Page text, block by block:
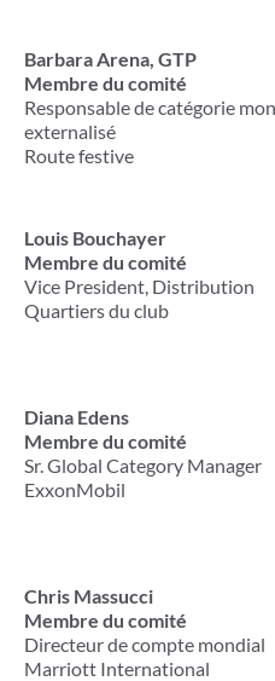
Barbara Arena, GTP
Membre du comité
Responsable de catégorie
externalisé
Route festive
Louis Bouchayer
Membre du comité
Vice President, Distribution
Quartiers du club
Diana Edens
Membre du comité
Sr. Global Category Manager
ExxonMobil
Chris Massucci
Membre du comité
Directeur de compte mondial
Marriott International